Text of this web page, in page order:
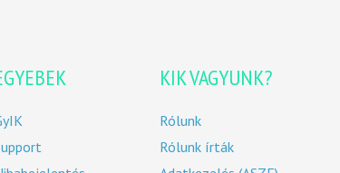
KIK VAGYUNK?
Rólunk
Rólunk írták